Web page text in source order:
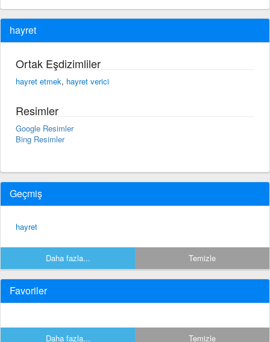
hayret
Ortak Eşdizimliler
hayret etmek, hayret verici
Resimler
Google Resimler
Bing Resimler
Geçmiş
hayret
Daha fazla... Temizle
Favoriler
Daha fazla... Temizle